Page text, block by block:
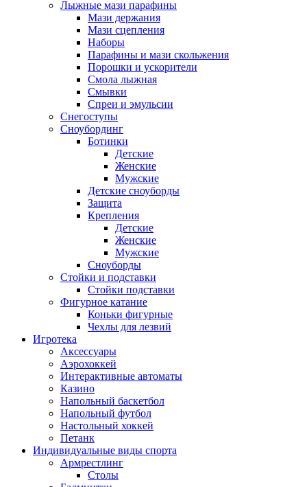
Лыжные мази парафины
Мази держания
Мази сцепления
Наборы
Парафины и мази скольжения
Порошки и ускорители
Смола лыжная
Смывки
Спреи и эмульсии
Снегоступы
Сноубординг
Ботинки
Детские
Женские
Мужские
Детские сноуборды
Защита
Крепления
Детские
Женские
Мужские
Сноуборды
Стойки и подставки
Cтойки подставки
Фигурное катание
Коньки фигурные
Чехлы для лезвий
Игротека
Аксессуары
Аэрохоккей
Интерактивные автоматы
Казино
Напольный баскетбол
Напольный футбол
Настольный хоккей
Петанк
Индивидуальные виды спорта
Армрестлинг
Столы